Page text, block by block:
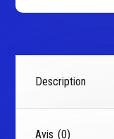
Description
Avis (0)